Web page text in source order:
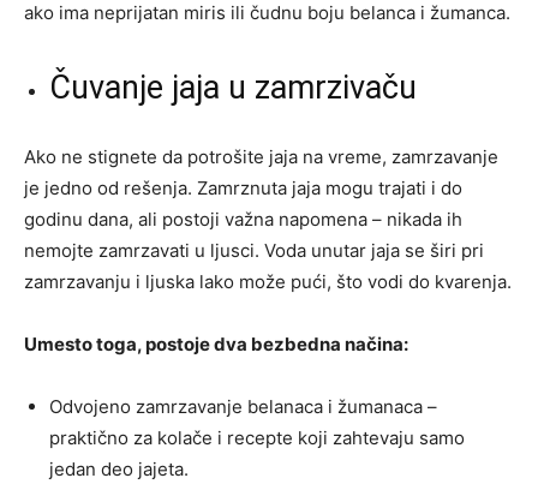
ako ima neprijatan miris ili čudnu boju belanca i žumanca.
Čuvanje jaja u zamrzivaču
Ako ne stignete da potrošite jaja na vreme, zamrzavanje
je jedno od rešenja. Zamrznuta jaja mogu trajati i do
godinu dana, ali postoji važna napomena – nikada ih
nemojte zamrzavati u ljusci. Voda unutar jaja se širi pri
zamrzavanju i ljuska lako može pući, što vodi do kvarenja.
Umesto toga, postoje dva bezbedna načina:
Odvojeno zamrzavanje belanaca i žumanaca –
praktično za kolače i recepte koji zahtevaju samo
jedan deo jajeta.